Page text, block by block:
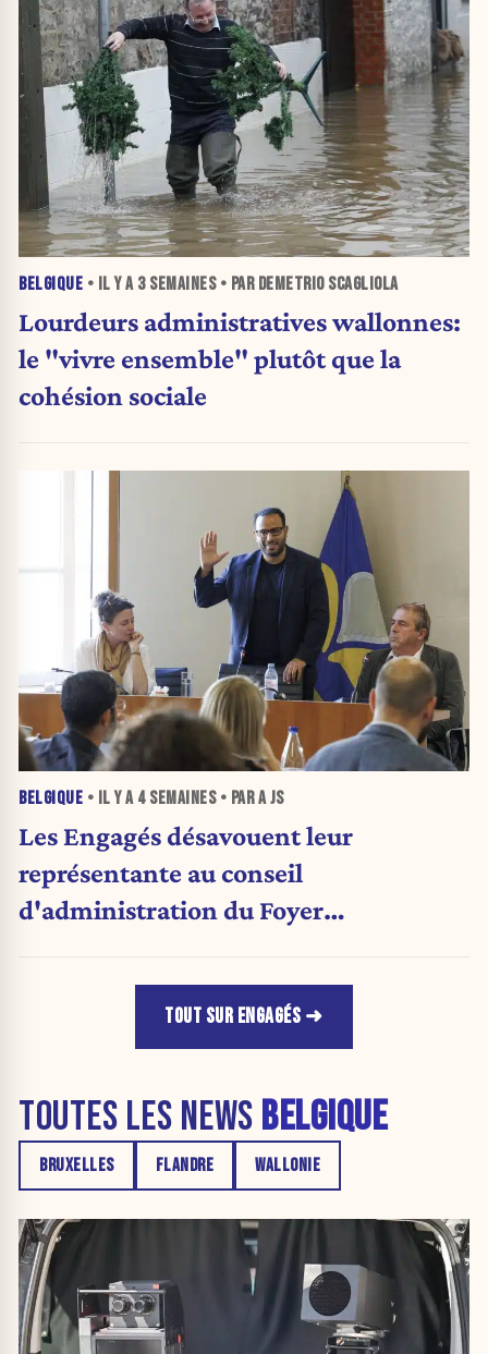
BELGIQUE • IL Y A 3 SEMAINES• PAR DEMETRIO SCAGLIOLA
Lourdeurs administratives wallonnes:
le "vivre ensemble" plutôt que la
cohésion sociale
BELGIQUE • IL Y A 4 SEMAINES• PAR A JS
Les Engagés désavouent leur
représentante au conseil
d'administration du Foyer
TOUT SUR ENGAGÉS
TOUTES LES NEWS BELGIQUE
BRUXELLES FLANDRE WALLONIE